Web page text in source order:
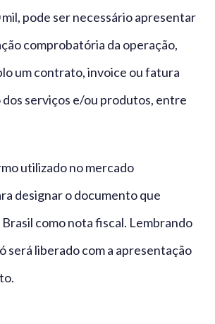
mil, pode ser necessário apresentar
comprobatória da operação,
um contrato, invoice ou fatura
dos serviços e/ou produtos, entre
utilizado no mercado
designar o documento que
como nota fiscal. Lembrando
será liberado com a apresentação